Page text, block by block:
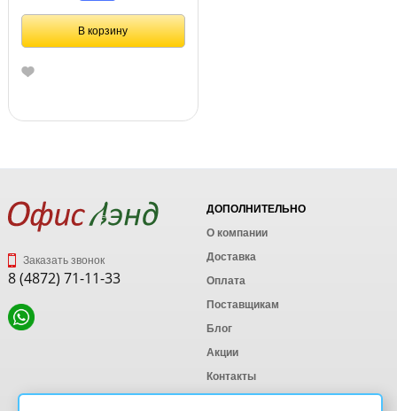
В корзину
Заказать звонок
8 (4872) 71-11-33
ДОПОЛНИТЕЛЬНО
О компании
Доставка
Оплата
Поставщикам
Блог
Акции
Контакты